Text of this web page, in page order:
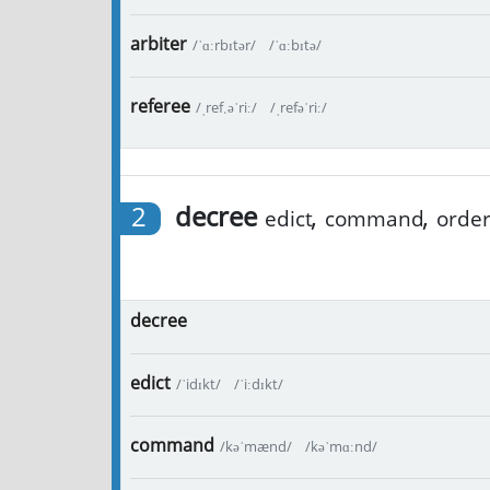
arbiter /ˈɑːrbɪtər/ /ˈɑːbɪtə/
referee /ˌref.əˈriː/ /ˌrefəˈriː/
2 decree edict
, command
, order
decree
edict /ˈidɪkt/ /ˈiːdɪkt/
command /kəˈmænd/ /kəˈmɑːnd/